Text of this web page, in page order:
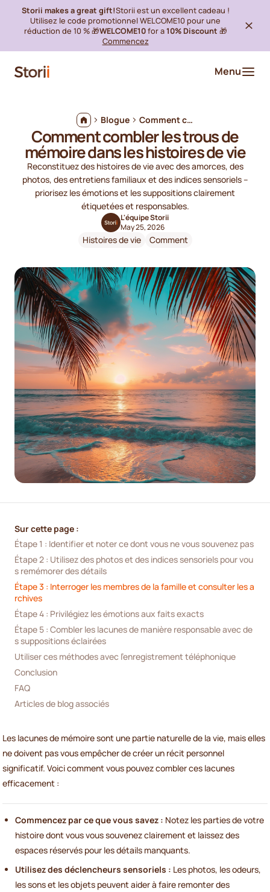
Storii makes a great gift!Storii est un excellent cadeau !
Utilisez le code promotionnel WELCOME10 pour une
réduction de 10 % 🎁WELCOME10for a10% Discount 🎁
Commencez
Menu
Blogue Comment combler les trous de mémoire dans les histoires de vie
Comment combler les trous de
mémoire dans les histoires de vie
Reconstituez des histoires de vie avec des amorces, des
photos, des entretiens familiaux et des indices sensoriels –
priorisez les émotions et les suppositions clairement
étiquetées et responsables.
L'équipe Storii
May 25, 2026
Histoires de vie Comment
Sur cette page :
Étape 1 : Identifier et noter ce dont vous ne vous souvenez pas
Étape 2 : Utilisez des photos et des indices sensoriels pour vou
s remémorer des détails
Étape 3 : Interroger les membres de la famille et consulter les a
rchives
Étape 4 : Privilégiez les émotions aux faits exacts
Étape 5 : Combler les lacunes de manière responsable avec de
s suppositions éclairées
Utiliser ces méthodes avec l'enregistrement téléphonique
Conclusion
FAQ
Articles de blog associés
Les lacunes de mémoire sont une partie naturelle de la vie, mais elles
ne doivent pas vous empêcher de créer un récit personnel
significatif. Voici comment vous pouvez combler ces lacunes
efficacement :
Commencez par ce que vous savez : Notez les parties de votre
histoire dont vous vous souvenez clairement et laissez des
espaces réservés pour les détails manquants.
Utilisez des déclencheurs sensoriels : Les photos, les odeurs,
les sons et les objets peuvent aider à faire remonter des